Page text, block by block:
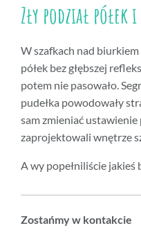
Zły podział
W szafkach nad
półek bez głębszej
potem nie pasowało.
pudełka powodowały
sam zmieniać
zaprojektowali wnętrze
A wy popełniliście jakieś
Zostańmy w kontakcie